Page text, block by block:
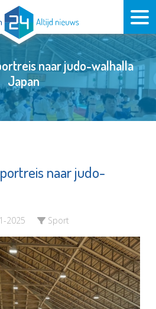
naar judo-walhalla
Japan
naar judo-
2025 Sport